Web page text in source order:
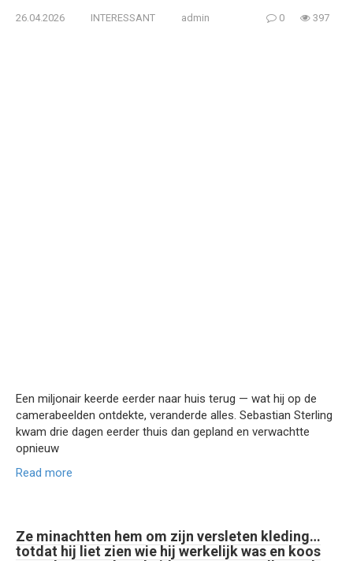
26.04.2026 INTERESSANT admin 0 397
Een miljonair keerde eerder naar huis terug — wat hij op de
camerabeelden ontdekte, veranderde alles. Sebastian Sterling
kwam drie dagen eerder thuis dan gepland en verwachtte
opnieuw
Read more
Ze minachtten hem om zijn versleten kleding…
totdat hij liet zien wie hij werkelijk was en koos